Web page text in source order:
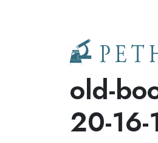
Llevamos la
old-
20-